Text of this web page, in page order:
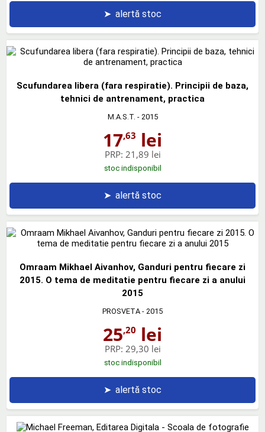
➤ alertă stoc
Scufundarea libera (fara respiratie). Principii de baza,
tehnici de antrenament, practica
M.A.S.T. - 2015
17,63 lei
PRP: 21,89 lei
stoc indisponibil
➤ alertă stoc
Omraam Mikhael Aivanhov, Ganduri pentru fiecare zi
2015. O tema de meditatie pentru fiecare zi a anului
2015
PROSVETA - 2015
25,20 lei
PRP: 29,30 lei
stoc indisponibil
➤ alertă stoc